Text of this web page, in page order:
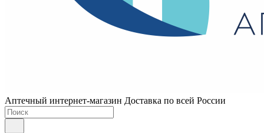
Аптечный интернет-магазин Доставка по всей России